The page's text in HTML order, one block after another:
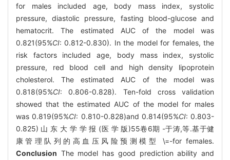
for males included age, body mass index, systolic
pressure, diastolic pressure, fasting blood-glucose and
hematocrit. The estimated AUC of the model was
0.821(95%CI: 0.812-0.830). In the model for females, the
risk factors included age, body mass index, systolic
pressure, red blood cell and high density lipoprotein
cholesterol. The estimated AUC of the model was
0.818(95%CI: 0.806-0.828). Ten-fold cross validation
showed that the estimated AUC of the model for males
was 0.819(95%CI: 0.810-0.828)and 0.814(95%CI: 0.803-
0.825) 山 东 大 学 学 报 (医 学 版)55卷6期 -于涛,等.基于健
康管理队列的高血压风险预测模型 \=-for females.
Conclusion The model has good prediction ability and